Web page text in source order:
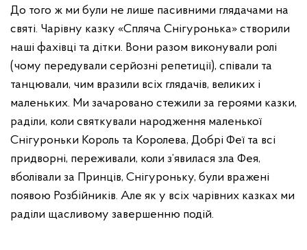
До того ж ми були не лише пасивними глядачами на
святі. Чарівну казку «Спляча Снігуронька» створили
наші фахівці та дітки. Вони разом виконували ролі
(чому передували серйозні репетиції), співали та
танцювали, чим вразили всіх глядачів, великих і
маленьких. Ми зачаровано стежили за героями казки,
раділи, коли святкували народження маленької
Снігуроньки Король та Королева, Добрі Феї та всі
придворні, переживали, коли з’явилася зла Фея,
вболівали за Принців, Снігуроньку, були вражені
появою Розбійників. Але як у всіх чарівних казках ми
раділи щасливому завершенню подій.